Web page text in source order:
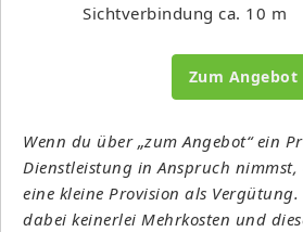
Sichtverbindung ca. 10 m
Zum Angebot
Wenn du über „zum Angebot“ ein
Dienstleistung in Anspruch
eine kleine Provision als
dabei keinerlei Mehrkosten und